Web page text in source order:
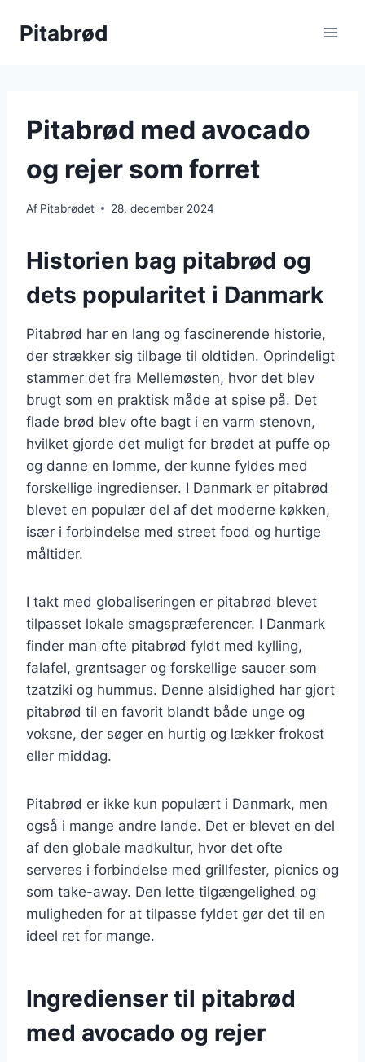
Pitabrød
Pitabrød med avocado
og rejer som forret
Af Pitabrødet 28. december 2024
Historien bag pitabrød og
dets popularitet i Danmark
Pitabrød har en lang og fascinerende historie,
der strækker sig tilbage til oldtiden. Oprindeligt
stammer det fra Mellemøsten, hvor det blev
brugt som en praktisk måde at spise på. Det
flade brød blev ofte bagt i en varm stenovn,
hvilket gjorde det muligt for brødet at puffe op
og danne en lomme, der kunne fyldes med
forskellige ingredienser. I Danmark er pitabrød
blevet en populær del af det moderne køkken,
især i forbindelse med street food og hurtige
måltider.
I takt med globaliseringen er pitabrød blevet
tilpasset lokale smagspræferencer. I Danmark
finder man ofte pitabrød fyldt med kylling,
falafel, grøntsager og forskellige saucer som
tzatziki og hummus. Denne alsidighed har gjort
pitabrød til en favorit blandt både unge og
voksne, der søger en hurtig og lækker frokost
eller middag.
Pitabrød er ikke kun populært i Danmark, men
også i mange andre lande. Det er blevet en del
af den globale madkultur, hvor det ofte
serveres i forbindelse med grillfester, picnics og
som take-away. Den lette tilgængelighed og
muligheden for at tilpasse fyldet gør det til en
ideel ret for mange.
Ingredienser til pitabrød
med avocado og rejer